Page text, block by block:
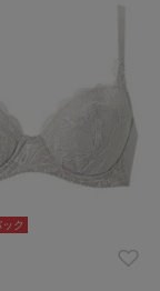
ク